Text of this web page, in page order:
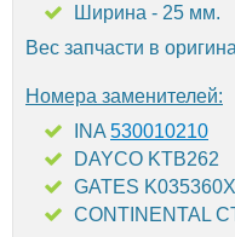
Ширина - 25 мм.
Вес запчасти в
Номера заменителей:
INA 530010210
DAYCO KTB262
GATES
CONTINENTAL